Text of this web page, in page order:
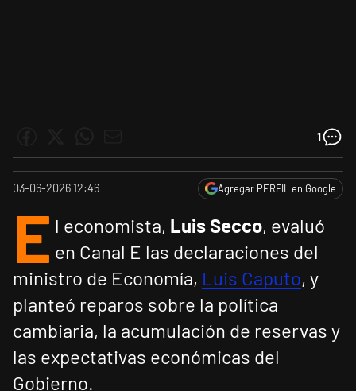
1
03-06-2026 12:46 Agregar PERFIL en Google
E l economista, Luis Secco, evaluó
en Canal E las declaraciones del
ministro de Economía, Luis Caputo, y
planteó reparos sobre la política
cambiaria, la acumulación de reservas y
las expectativas económicas del
Gobierno.